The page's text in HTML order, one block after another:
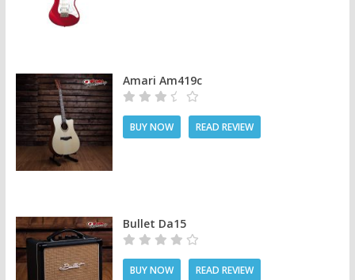
Amari Am419c
BUY NOW READ REVIEW
Bullet Da15
BUY NOW READ REVIEW